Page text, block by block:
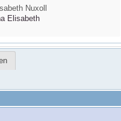
Nuxoll
Elisabeth